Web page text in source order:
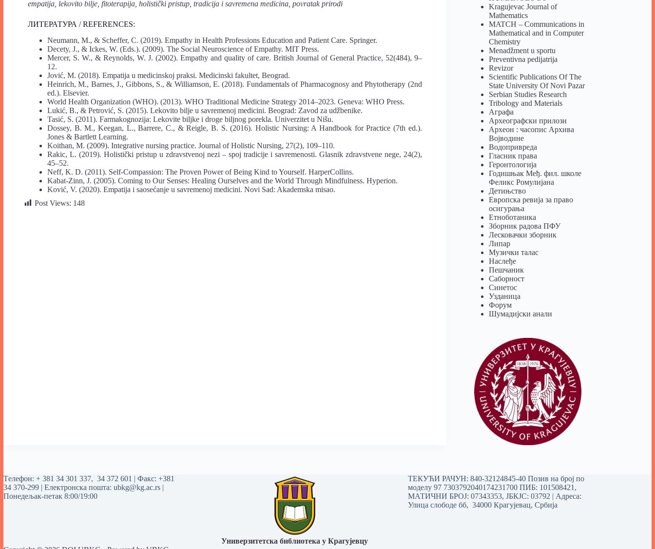
empatija, lekovito bilje, fitoterapija, holistički pristup, tradicija i savremena medicina, povratak prirodi
ЛИТЕРАТУРА / REFERENCES:
Neumann, M., & Scheffer, C. (2019). Empathy in Health Professions Education and Patient Care. Springer.
Decety, J., & Ickes, W. (Eds.). (2009). The Social Neuroscience of Empathy. MIT Press.
Mercer, S. W., & Reynolds, W. J. (2002). Empathy and quality of care. British Journal of General Practice, 52(484), 9–
12.
Jović, M. (2018). Empatija u medicinskoj praksi. Medicinski fakultet, Beograd.
Heinrich, M., Barnes, J., Gibbons, S., & Williamson, E. (2018). Fundamentals of Pharmacognosy and Phytotherapy (2nd
ed.). Elsevier.
World Health Organization (WHO). (2013). WHO Traditional Medicine Strategy 2014–2023. Geneva: WHO Press.
Lukić, B., & Petrović, S. (2015). Lekovito bilje u savremenoj medicini. Beograd: Zavod za udžbenike.
Tasić, S. (2011). Farmakognozija: Lekovite biljke i droge biljnog porekla. Univerzitet u Nišu.
Dossey, B. M., Keegan, L., Barrere, C., & Reigle, B. S. (2016). Holistic Nursing: A Handbook for Practice (7th ed.).
Jones & Bartlett Learning.
Koithan, M. (2009). Integrative nursing practice. Journal of Holistic Nursing, 27(2), 109–110.
Rakic, L. (2019). Holistički pristup u zdravstvenoj nezi – spoj tradicije i savremenosti. Glasnik zdravstvene nege, 24(2),
45–52.
Neff, K. D. (2011). Self-Compassion: The Proven Power of Being Kind to Yourself. HarperCollins.
Kabat-Zinn, J. (2005). Coming to Our Senses: Healing Ourselves and the World Through Mindfulness. Hyperion.
Ković, V. (2020). Empatija i saosećanje u savremenoj medicini. Novi Sad: Akademska misao.
Post Views: 148
Kragujevac Journal of
Mathematics
MATCH – Communications in
Mathematical and in Computer
Chemistry
Menadžment u sportu
Preventivna pedijatrija
Revizor
Scientific Publications Of The
State University Of Novi Pazar
Serbian Studies Research
Tribology and Materials
Аграфа
Археографски прилози
Археон : часопис Архива
Војводине
Водопривреда
Гласник права
Геронтологија
Годишњак Међ. фил. школе
Феликс Ромулијана
Детињство
Европска ревија за право
осигурања
Eтноботаника
Зборник радова ПФУ
Лесковачки зборник
Липар
Музички талас
Наслеђе
Пешчаник
Саборност
Синетос
Узданица
Форум
Шумадијски анали
Tелефон: + 381 34 301 337, 34 372 601 | Факс: +381
34 370-299 | Електронска пошта: ubkg@kg.ac.rs |
Понедељак-петак 8:00/19:00
Универзитетска библиотека у Крагујевцу
ТЕКУЋИ РАЧУН: 840-32124845-40 Позив на број по
моделу 97 7303792040174231700ПИБ: 101508421,
МАТИЧНИ БРОЈ: 07343353, ЈБКЈС: 03792 | Aдреса:
Улица слободе бб, 34000 Крагујевац, Србија